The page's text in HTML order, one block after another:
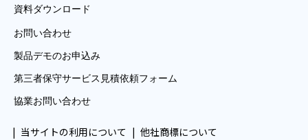
資料ダウンロード
お問い合わせ
製品デモのお申込み
第三者保守サービス見積依頼フォーム
協業お問い合わせ
当サイトの利用について
他社商標について